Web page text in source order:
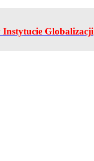
Globalizacji